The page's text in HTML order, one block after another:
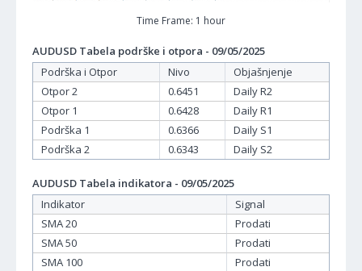
Time Frame: 1 hour
AUDUSD Tabela podrške i otpora - 09/05/2025
Podrška i Otpor
Nivo
Objašnjenje
Otpor 2
0.6451
Daily R2
Otpor 1
0.6428
Daily R1
Podrška 1
0.6366
Daily S1
Podrška 2
0.6343 Daily S2
AUDUSD Tabela indikatora - 09/05/2025
Indikator
Signal
SMA 20
Prodati
SMA 50
Prodati
SMA 100
Prodati